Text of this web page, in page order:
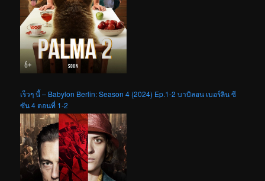
เร็วๆ นี้ – Babylon Berlin: Season 4 (2024) Ep.1-2 บาบิลอน เบอร์ลิน ซี
ซัน 4 ตอนที่ 1-2